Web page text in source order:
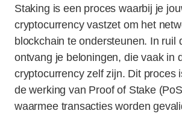
Staking is een proces waarbij je
cryptocurrency vastzet om het
blockchain te ondersteunen. In ruil
ontvang je beloningen, die vaak in
cryptocurrency zelf zijn. Dit proces
de werking van Proof of Stake
waarmee transacties worden